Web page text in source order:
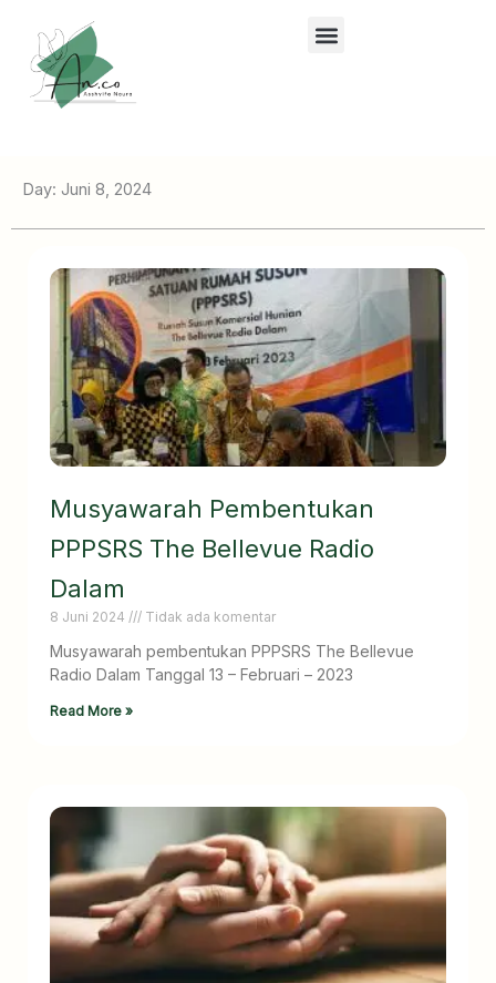
konten
Day: Juni 8, 2024
Musyawarah Pembentukan
PPPSRS The Bellevue Radio
Dalam
8 Juni 2024 Tidak ada komentar
Musyawarah pembentukan PPPSRS The Bellevue
Radio Dalam Tanggal 13 – Februari – 2023
Read More »